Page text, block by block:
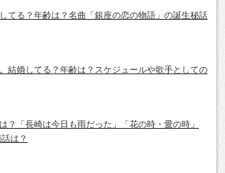
てる？年齢は？名曲「銀座の恋の物語」の誕生秘話
結婚してる？年齢は？スケジュールや歌手としての
？「長崎は今日も雨だった」「花の時・愛の時」
は？